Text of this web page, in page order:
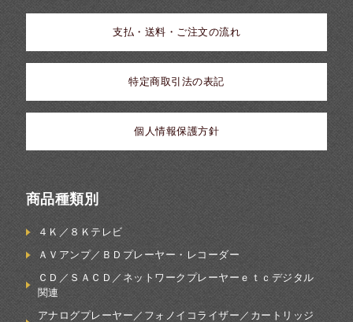
支払・送料・ご注文の流れ
特定商取引法の表記
個人情報保護方針
商品種類別
４Ｋ／８Ｋテレビ
ＡＶアンプ／ＢＤプレーヤー・レコーダー
ＣＤ／ＳＡＣＤ／ネットワークプレーヤーｅｔｃデジタル
関連
アナログプレーヤー／フォノイコライザー／カートリッジ